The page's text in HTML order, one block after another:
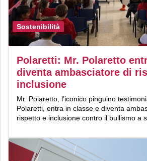
Sostenibilità
Polaretti: Mr. Polaretto
diventa ambasciatore di
inclusione
Mr. Polaretto, l’iconico pinguino
Polaretti, entra in classe e diventa
rispetto e inclusione contro il bullismo a